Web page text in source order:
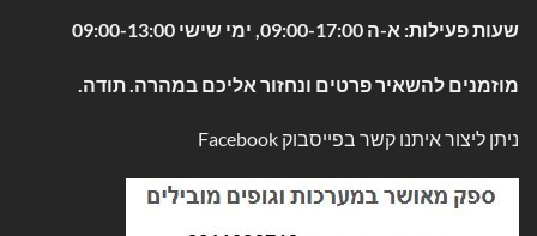
שעות פעילות: א-ה 09:00-17:00, ימי שישי 09:00-13:00
מוזמנים להשאיר פרטים ונחזור אליכם במהרה. תודה.
ניתן ליצור איתנו קשר בפייסבוק Facebook